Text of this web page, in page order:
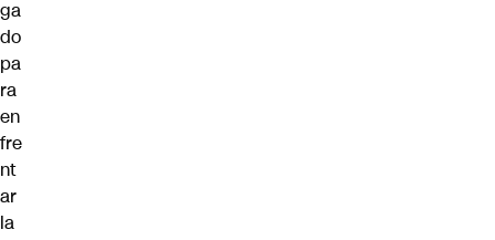
ga
do
pa
ra
en
fre
nt
ar
la